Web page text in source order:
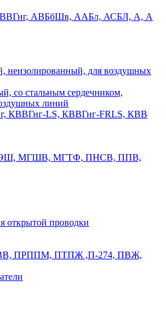
АВБбШв, ААБл, АСБЛ, А, А
неизолированный, для воздушных
со стальным сердечником,
линий
КВВГнг-LS, КВВГнг-FRLS, КВВ
МГШВ, МГТФ, ПНСВ, ППВ,
открытой проводки
ПРППМ, ПТПЖ ,П-274, ПВЖ,